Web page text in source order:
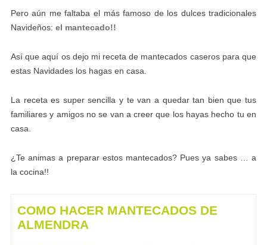
Pero aún me faltaba el más famoso de los dulces tradicionales
Navideños: el mantecado!!
Así que aquí os dejo mi receta de mantecados caseros para que
estas Navidades los hagas en casa.
La receta es super sencilla y te van a quedar tan bien que tus
familiares y amigos no se van a creer que los hayas hecho tu en
casa.
¿Te animas a preparar estos mantecados? Pues ya sabes … a
la cocina!!
COMO HACER MANTECADOS DE
ALMENDRA